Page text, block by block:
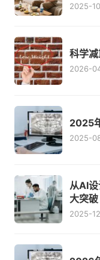
2025-
科学
2026-
2025
2025-
从AI
大突破
2025-